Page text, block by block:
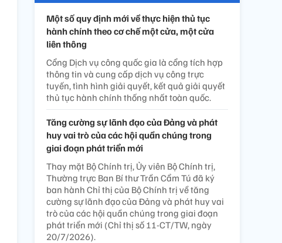
Một số quy định mới về thực hiện thủ tục
hành chính theo cơ chế một cửa, một cửa
liên thông
Cổng Dịch vụ công quốc gia là cổng tích hợp
thông tin và cung cấp dịch vụ công trực
tuyến, tình hình giải quyết, kết quả giải quyết
thủ tục hành chính thống nhất toàn quốc.
Tăng cường sự lãnh đạo của Đảng và phát
huy vai trò của các hội quần chúng trong
giai đoạn phát triển mới
Thay mặt Bộ Chính trị, Ủy viên Bộ Chính trị,
Thường trực Ban Bí thư Trần Cẩm Tú đã ký
ban hành Chỉ thị của Bộ Chính trị về tăng
cường sự lãnh đạo của Đảng và phát huy vai
trò của các hội quần chúng trong giai đoạn
phát triển mới (Chỉ thị số 11-CT/TW, ngày
20/7/2026).